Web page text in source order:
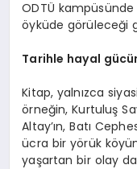
ODTÜ
öyküde görüleceği
Tarihle hayal
Kitap, yalnızca
örneğin, Kurtuluş
Altay’ın, Batı
ücra bir yörük
yaşartan bir olay